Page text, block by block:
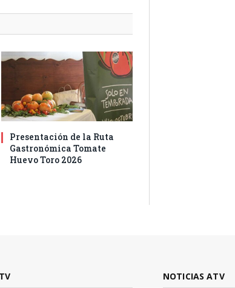
Presentación de la Ruta
Gastronómica Tomate
Huevo Toro 2026
NOTICIAS ATV